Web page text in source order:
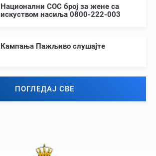
Национални СОС број за жене са
искуством насиља 0800-222-003
Кампања Пажљиво слушајте
ПОГЛЕДАЈ СВЕ